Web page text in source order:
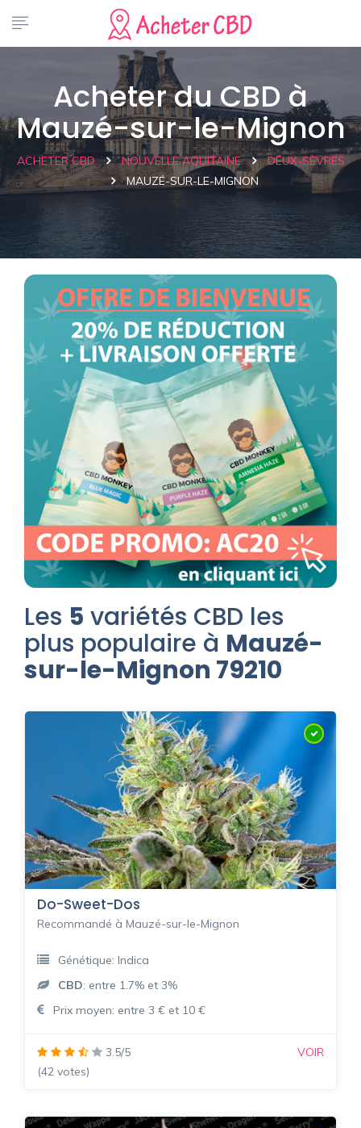
Acheter du CBD à
Mauzé-sur-le-Mignon
ACHETER CBD NOUVELLE AQUITAINE
DEUX-SÈVRES
MAUZÉ-SUR-LE-MIGNON
Les 5 variétés CBD les
plus populaire à Mauzé-
sur-le-Mignon 79210
Do-Sweet-Dos
Recommandé à Mauzé-sur-le-Mignon
Génétique: Indica
CBD: entre 1.7% et 3%
Prix moyen: entre 3 € et 10 €
3.5/5
(42 votes)
VOIR